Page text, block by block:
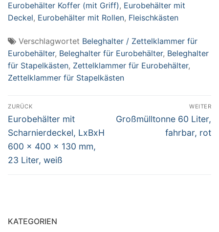
Eurobehälter Koffer (mit Griff), Eurobehälter mit
Deckel, Eurobehälter mit Rollen, Fleischkästen
Verschlagwortet Beleghalter / Zettelklammer für
Eurobehälter, Beleghalter für Eurobehälter, Beleghalter
für Stapelkästen, Zettelklammer für Eurobehälter,
Zettelklammer für Stapelkästen
Beitragsnavigation
ZURÜCK
Vorheriger
Beitrag:
Eurobehälter mit
Scharnierdeckel, LxBxH
600 x 400 x 130 mm,
23 Liter, weiß
WEITER
Nächster
Großmülltonne 60 Liter,
fahrbar, rot
KATEGORIEN